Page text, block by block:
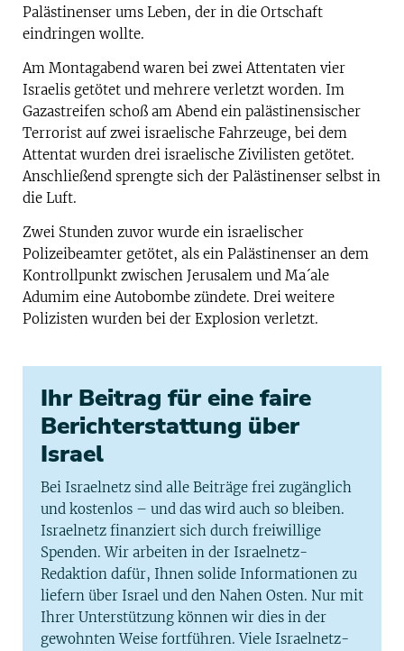
Palästinenser ums Leben, der in die Ortschaft
eindringen wollte.
Am Montagabend waren bei zwei Attentaten vier
Israelis getötet und mehrere verletzt worden. Im
Gazastreifen schoß am Abend ein palästinensischer
Terrorist auf zwei israelische Fahrzeuge, bei dem
Attentat wurden drei israelische Zivilisten getötet.
Anschließend sprengte sich der Palästinenser selbst in
die Luft.
Zwei Stunden zuvor wurde ein israelischer
Polizeibeamter getötet, als ein Palästinenser an dem
Kontrollpunkt zwischen Jerusalem und Ma´ale
Adumim eine Autobombe zündete. Drei weitere
Polizisten wurden bei der Explosion verletzt.
Ihr Beitrag für eine faire
Berichterstattung über
Israel
Bei Israelnetz sind alle Beiträge frei zugänglich
und kostenlos – und das wird auch so bleiben.
Israelnetz finanziert sich durch freiwillige
Spenden. Wir arbeiten in der Israelnetz-
Redaktion dafür, Ihnen solide Informationen zu
liefern über Israel und den Nahen Osten. Nur mit
Ihrer Unterstützung können wir dies in der
gewohnten Weise fortführen. Viele Israelnetz-